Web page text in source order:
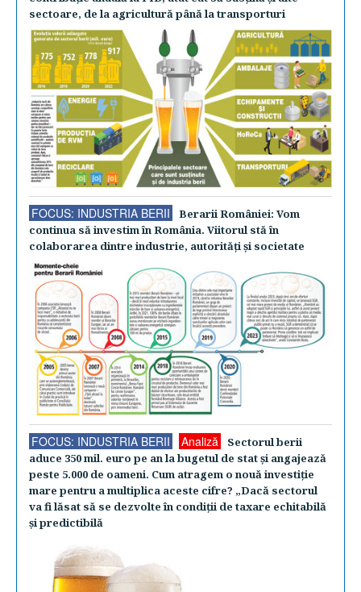
sectoare, de la agricultură până la transporturi
FOCUS: INDUSTRIA BERII
Berarii României: Vom
continua să investim în România. Viitorul stă în
colaborarea dintre industrie, autorităţi şi societate
FOCUS: INDUSTRIA BERII Analiză
Sectorul berii
aduce 350 mil. euro pe an la bugetul de stat şi angajează
peste 5.000 de oameni. Cum atragem o nouă investiţie
mare pentru a multiplica aceste cifre? „Dacă sectorul
va fi lăsat să se dezvolte în condiţii de taxare echitabilă
şi predictibilă